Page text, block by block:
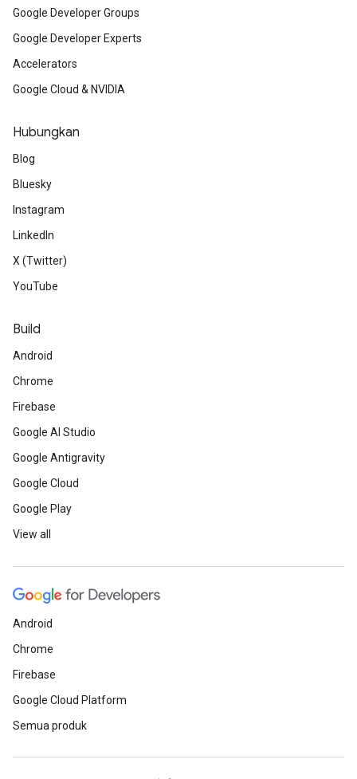
Google Developer Groups
Google Developer Experts
Accelerators
Google Cloud & NVIDIA
Hubungkan
Blog
Bluesky
Instagram
LinkedIn
X (Twitter)
YouTube
Build
Android
Chrome
Firebase
Google AI Studio
Google Antigravity
Google Cloud
Google Play
View all
Android
Chrome
Firebase
Google Cloud Platform
Semua produk